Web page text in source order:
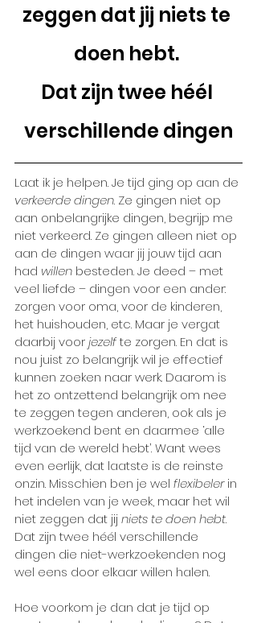
zeggen dat jij niets te
doen hebt.
Dat zijn twee héél
verschillende dingen
Laat ik je helpen. Je tijd ging op aan de
verkeerde dingen. Ze gingen niet op
aan onbelangrijke dingen, begrijp me
niet verkeerd. Ze gingen alleen niet op
aan de dingen waar jij jouw tijd aan
had willen besteden. Je deed – met
veel liefde – dingen voor een ander:
zorgen voor oma, voor de kinderen,
het huishouden, etc. Maar je vergat
daarbij voor jezelf te zorgen. En dat is
nou juist zo belangrijk wil je effectief
kunnen zoeken naar werk. Daarom is
het zo ontzettend belangrijk om nee
te zeggen tegen anderen, ook als je
werkzoekend bent en daarmee ‘alle
tijd van de wereld hebt’. Want wees
even eerlijk, dat laatste is de reinste
onzin. Misschien ben je wel flexibeler in
het indelen van je week, maar het wil
niet zeggen dat jij niets te doen hebt.
Dat zijn twee héél verschillende
dingen die niet-werkzoekenden nog
wel eens door elkaar willen halen.
Hoe voorkom je dan dat je tijd op